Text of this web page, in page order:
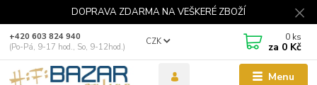
DOPRAVA ZDARMA NA VEŠKERÉ ZBOŽÍ
Menu
CZK
+420 603 824 940
(Po-Pá, 9-17 hod., So, 9-12hod.)
0 ks
za 0 Kč